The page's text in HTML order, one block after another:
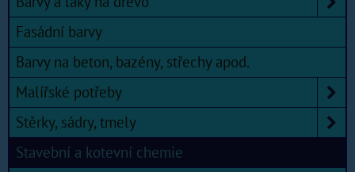
Fasádní barvy
Barvy na beton, bazény, střechy apod.
Malířské potřeby
Stěrky, sádry, tmely
Stavební a kotevní chemie